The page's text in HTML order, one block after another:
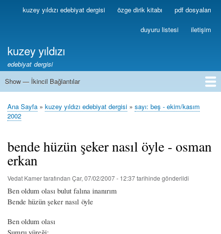
Ana
içeriğe
Birincilkuzey yıldızı edebiyat dergisi özge dirik kitabı pdf dosyaları
duyuru listesi iletişim
kuzey yıldızı
edebiyat dergisi
İkincil
Show — İkincil Bağlantılar
1
2
3
4
5
6
7
8
9
10
11
12
13
Sayfa
Ana Sayfa kuzey yıldızı edebiyat dergisi
sayı: beş - ekim/kasım
2002
bende hüzün şeker nasıl öyle - osman
erkan
Vedat Kamertarafından Çar, 07/02/2007 - 12:37tarihinde gönderildi
Ben oldum olası bulut falına inanırım
Bende hüzün şeker nasıl öyle
Ben oldum olası
Sumru yüreği;